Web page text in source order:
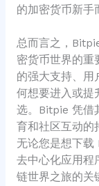
的加密货币新手
总而言之，
密货币世界的重
的强大支持、用
何想要进入或提
选。Bitpie 凭借
育和社区互动的
无论您是想下
去中心化应用程
链世界之旅的关